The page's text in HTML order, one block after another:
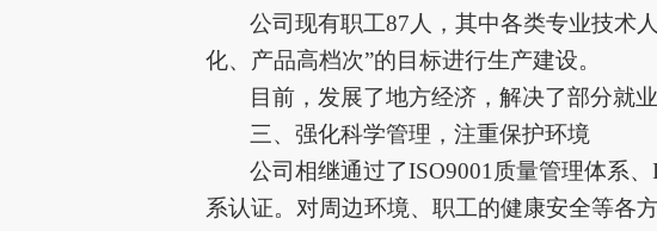
公司现有职工87人，其中各类专业技术人
化、产品高档次”的目标进行生产建设。
目前，发展了地方经济，解决了部分就
三、强化科学管理，注重保护环境
公司相继通过了ISO9001质量管理体系
系认证。对周边环境、职工的健康安全等各